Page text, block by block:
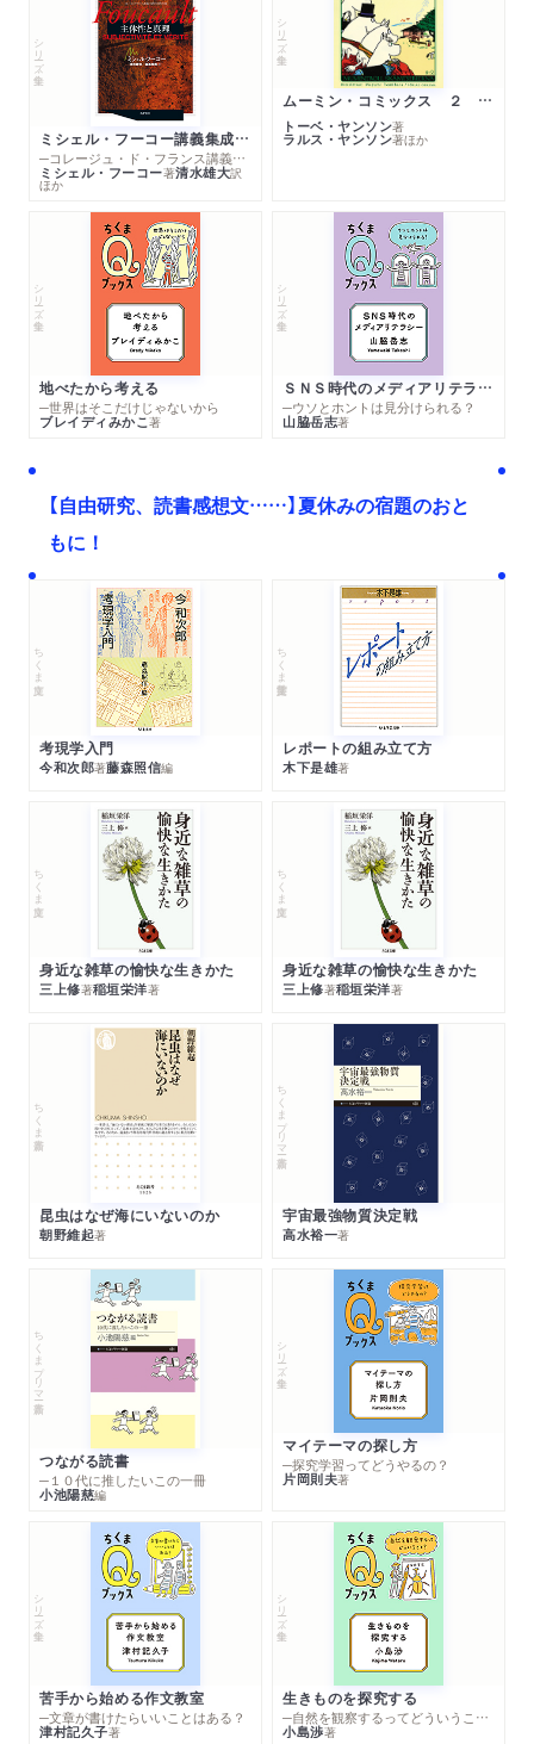
シリーズ・全集
ミシェル・フーコー講義集成１０ 主体性と真理
─コレージュ・ド・フランス講義１９８０－１９８１年度
ミシェル・フーコー著清水雄大訳
ほか
シリーズ・全集
ムーミン・コミックス ２ あこがれの遠い土地
トーベ・ヤンソン著
ラルス・ヤンソン著ほか
シリーズ・全集
地べたから考える
─世界はそこだけじゃないから
ブレイディみかこ著
シリーズ・全集
ＳＮＳ時代のメディアリテラシー
─ウソとホントは見分けられる？
山脇岳志著
【自由研究、読書感想文……】夏休みの宿題のおと
もに！
ちくま文庫
考現学入門
今和次郎著藤森照信編
ちくま学芸文庫
レポートの組み立て方
木下是雄著
ちくま文庫
身近な雑草の愉快な生きかた
三上修著稲垣栄洋著
ちくま文庫
身近な雑草の愉快な生きかた
三上修著稲垣栄洋著
ちくま新書
昆虫はなぜ海にいないのか
朝野維起著
ちくまプリマー新書
宇宙最強物質決定戦
高水裕一著
ちくまプリマー新書
つながる読書
─１０代に推したいこの一冊
小池陽慈編
シリーズ・全集
マイテーマの探し方
─探究学習ってどうやるの？
片岡則夫著
シリーズ・全集
苦手から始める作文教室
─文章が書けたらいいことはある？
津村記久子著
シリーズ・全集
生きものを探究する
─自然を観察するってどういうこと？
小島渉著